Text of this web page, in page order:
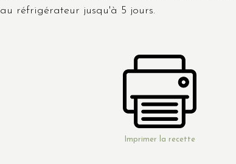
au réfrigérateur jusqu'à 5 jours.
Imprimer la recette